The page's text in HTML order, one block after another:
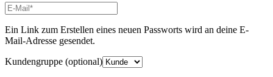
E-
Mail-
Adresse*
Erforderlich
Ein Link zum Erstellen eines neuen Passworts wird an deine E-
Mail-Adresse gesendet.
Kundengruppe (optional)